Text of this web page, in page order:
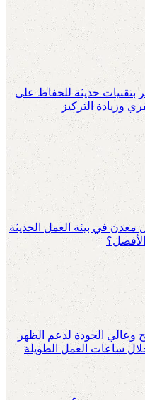
حديثة للحفاظ على
وزيادة التركيز
في بيئة العمل الحديثة
الأفضل؟
الجودة لدعم الظهر
ساعات العمل الطويلة